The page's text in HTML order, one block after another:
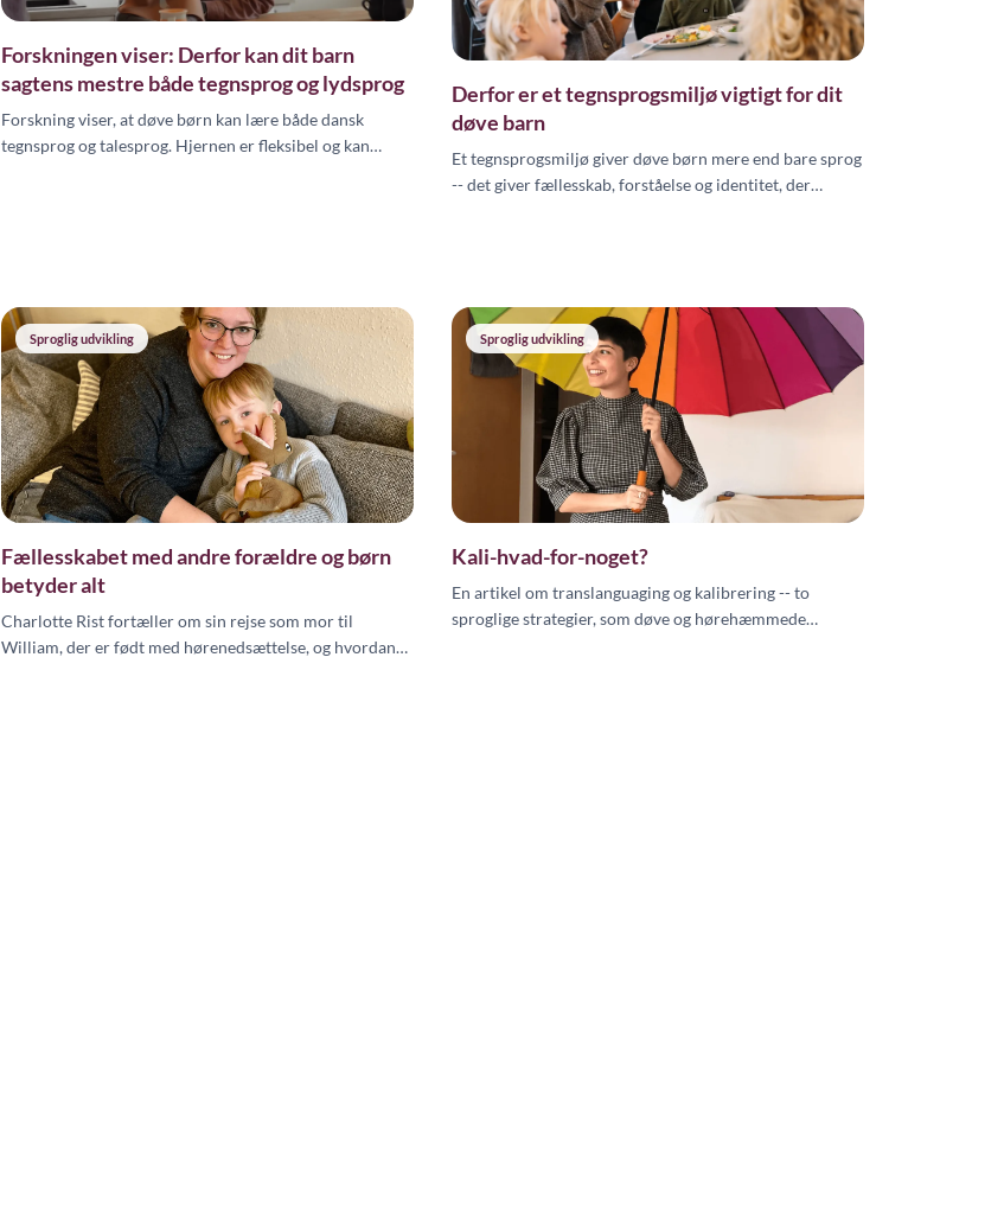
Forskningen viser: Derfor kan dit barn
sagtens mestre både tegnsprog og lydsprog
Forskning viser, at døve børn kan lære både dansk
tegnsprog og talesprog. Hjernen er fleksibel og kan
Derfor er et tegnsprogsmiljø vigtigt for dit
døve barn
Et tegnsprogsmiljø giver døve børn mere end bare sprog
-- det giver fællesskab, forståelse og identitet, der
Sproglig udvikling
Fællesskabet med andre forældre og børn
betyder alt
Charlotte Rist fortæller om sin rejse som mor til
William, der er født med hørenedsættelse, og hvordan
Sproglig udvikling
Kali-hvad-for-noget?
En artikel om translanguaging og kalibrering -- to
sproglige strategier, som døve og hørehæmmede